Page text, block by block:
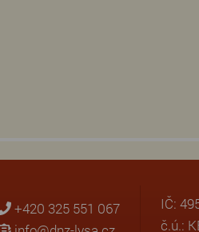
+420 325 551 067
IČ:
č.ú.: